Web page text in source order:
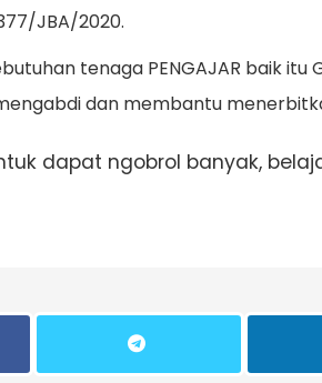
JBA/2020.
tenaga PENGAJAR baik
dan membantu
dapat ngobrol banyak,